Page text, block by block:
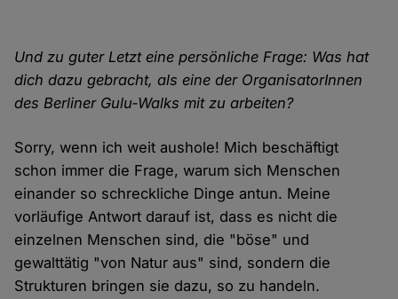
Und zu guter Letzt eine persönliche Frage: Was hat
dich dazu gebracht, als eine der OrganisatorInnen
des Berliner Gulu-Walks mit zu arbeiten?
Sorry, wenn ich weit aushole! Mich beschäftigt
schon immer die Frage, warum sich Menschen
einander so schreckliche Dinge antun. Meine
vorläufige Antwort darauf ist, dass es nicht die
einzelnen Menschen sind, die "böse" und
gewalttätig "von Natur aus" sind, sondern die
Strukturen bringen sie dazu, so zu handeln.